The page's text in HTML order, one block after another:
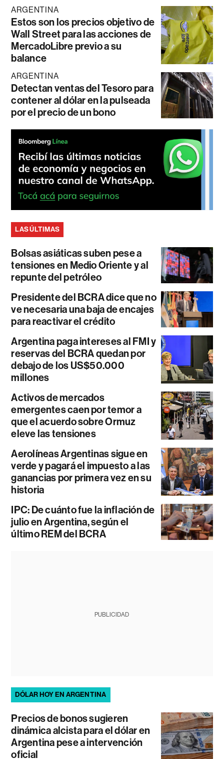
ARGENTINA
Estos son los precios objetivo de
Wall Street para las acciones de
MercadoLibre previo a su
balance
ARGENTINA
Detectan ventas del Tesoro para
contener al dólar en la pulseada
por el precio de un bono
LAS ÚLTIMAS
Bolsas asiáticas suben pese a
tensiones en Medio Oriente y al
repunte del petróleo
Presidente del BCRA dice que no
ve necesaria una baja de encajes
para reactivar el crédito
Argentina paga intereses al FMI y
reservas del BCRA quedan por
debajo de los US$50.000
millones
Activos de mercados
emergentes caen por temor a
que el acuerdo sobre Ormuz
eleve las tensiones
Aerolíneas Argentinas sigue en
verde y pagará el impuesto a las
ganancias por primera vez en su
historia
IPC: De cuánto fue la inflación de
julio en Argentina, según el
último REM del BCRA
PUBLICIDAD
DÓLAR HOY EN ARGENTINA
Precios de bonos sugieren
dinámica alcista para el dólar en
Argentina pese a intervención
oficial